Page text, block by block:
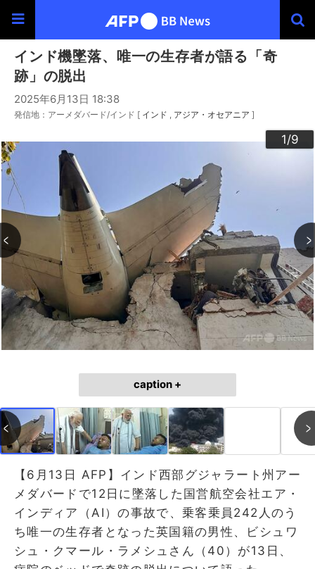
インド機墜落、唯一の生存者が語る「奇
跡」の脱出
2025年6月13日 18:38
発信地：アーメダバード/インド [ インド アジア・オセアニア ]
1/9
2/9
3/9
4/9
5/9
6/9
7/9
8/9
9/9
caption +
【6月13日 AFP】インド西部グジャラート州アー
メダバードで12日に墜落した国営航空会社エア・
インディア（AI）の事故で、乗客乗員242人のう
ち唯一の生存者となった英国籍の男性、ビシュワ
シュ・クマール・ラメシュさん（40）が13日、